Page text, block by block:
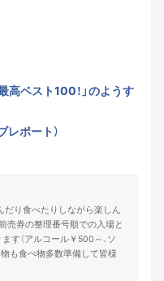
高ベスト100！」のようす
レポート）
だり食べたりしながら楽しん
売券の整理番号順での入場と
す（アルコール￥500～、ソ
も食べ物多数準備して皆様